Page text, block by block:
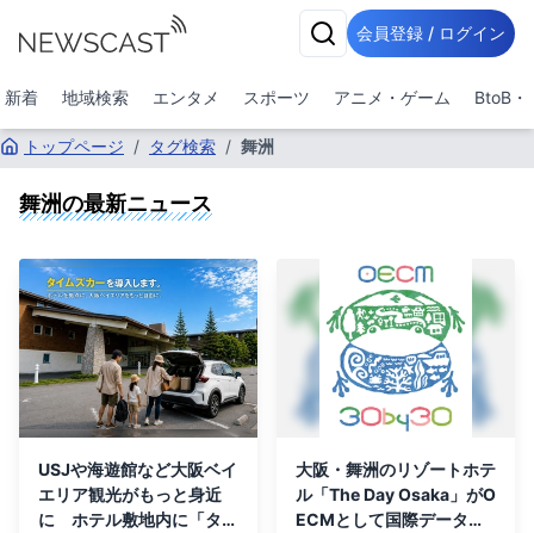
会員登録 / ログイン
新着 地域検索 エンタメ スポーツ アニメ・ゲーム BtoB・
トップページ / タグ検索 / 舞洲
舞洲の最新ニュース
USJや海遊館など大阪ベイ
エリア観光がもっと身近
に ホテル敷地内に「タイ
大阪・舞洲のリゾートホテ
ル「The Day Osaka」がO
ECMとして国際データベ